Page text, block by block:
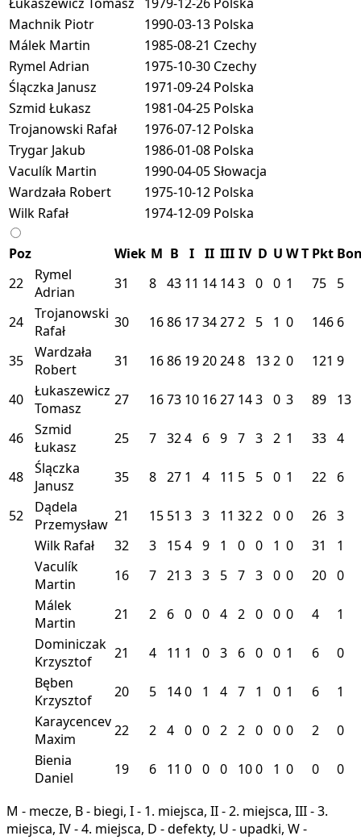
Machnik Piotr
1990-03-13 Polska
Málek Martin
1985-08-21 Czechy
Rymel Adrian
1975-10-30 Czechy
Ślączka Janusz
1971-09-24 Polska
Szmid Łukasz
1981-04-25 Polska
Trojanowski Rafał
1976-07-12 Polska
Trygar Jakub
1986-01-08 Polska
Vaculík Martin
1990-04-05Słowacja
Wardzała Robert
1975-10-12 Polska
Wilk Rafał
1974-12-09 Polska
Poz Wiek M B I II III IV D U WT Pkt
22
Rymel
Adrian
31 8 43 11 14 143 0 0 1 75 5
24
Trojanowski
Rafał
30 1686 1734272 5 1 0 146 6
35
Wardzała
Robert
31 1686 1920248 132 0 121 9
40
Łukaszewicz
Tomasz
27 1673 10 1627 143 0 3 89 13
46
Szmid
Łukasz
25 7 324 6 9 7 3 2 1 33 4
48
Ślączka
Janusz
35 8 27 1 4 11 5 5 0 1 22 6
52
Dądela
Przemysław 21 15 51 3 3 11 322 0 0 26 3
Wilk Rafał
32 3 154 9 1 0 0 1 0 31
1
Vaculík
Martin
16 7 21 3 3 5 7 3 0 0 20 0
Málek
Martin
21 2 6 0 0 4 2 0 0 0 4
1
Dominiczak
Krzysztof
21 4 11 1 0 3 6 0 0 1 6
0
Bęben
Krzysztof
20 5 140 1 4 7 1 0 1 6
1
Karaycencev
Maxim
22 2 4 0 0 2 2 0 0 0 2
0
Bienia
Daniel
19 6 11 0 0 0 100 1 0 0 0
M - mecze, B - biegi, I - 1. miejsca, II - 2. miejsca, III - 3.
miejsca, IV - 4. miejsca, D - defekty, U - upadki, W -